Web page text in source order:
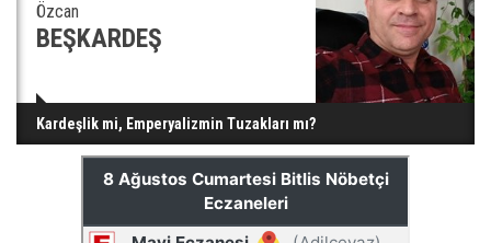
Özcan
BEŞKARDEŞ
Kardeşlik mi, Emperyalizmin Tuzakları mı?